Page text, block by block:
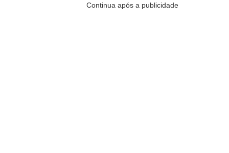
Continua após a publicidade